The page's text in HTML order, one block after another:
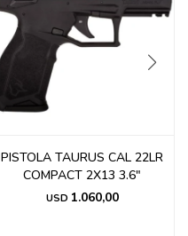
PISTOLA TAURUS CAL 22LR
COMPACT 2X13 3.6"
USD 1.060,00